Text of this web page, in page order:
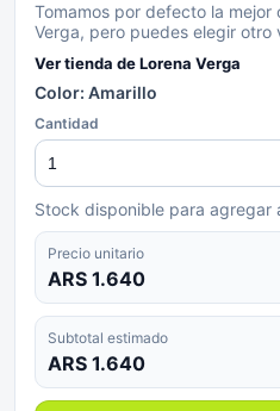
Tomamos por defecto la
Verga, pero puedes elegir otro
Ver tienda deLorena Verga
Color: Amarillo
Cantidad
Stock disponible para agregar
Precio unitario
ARS 1.640
Subtotal estimado
ARS 1.640